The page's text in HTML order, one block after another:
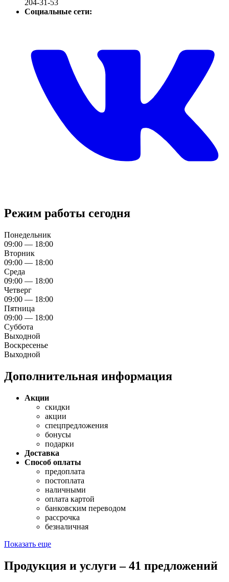
204-31-53
Социальные сети:
Режим работы сегодня
Понедельник
09:00 — 18:00
Вторник
09:00 — 18:00
Среда
09:00 — 18:00
Четверг
09:00 — 18:00
Пятница
09:00 — 18:00
Суббота
Выходной
Воскресенье
Выходной
Дополнительная информация
Акции
скидки
акции
спецпредложения
бонусы
подарки
Доставка
Способ оплаты
предоплата
постоплата
наличными
оплата картой
банковским переводом
рассрочка
безналичная
Показать еще
Продукция и услуги – 41 предложений